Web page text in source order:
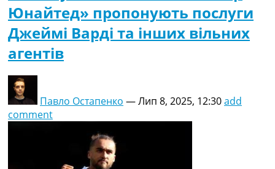
Юнайтед» пропонують послуги
Джеймі Варді та інших вільних
агентів
Павло Остапенко —Лип 8, 2025, 12:30add
comment